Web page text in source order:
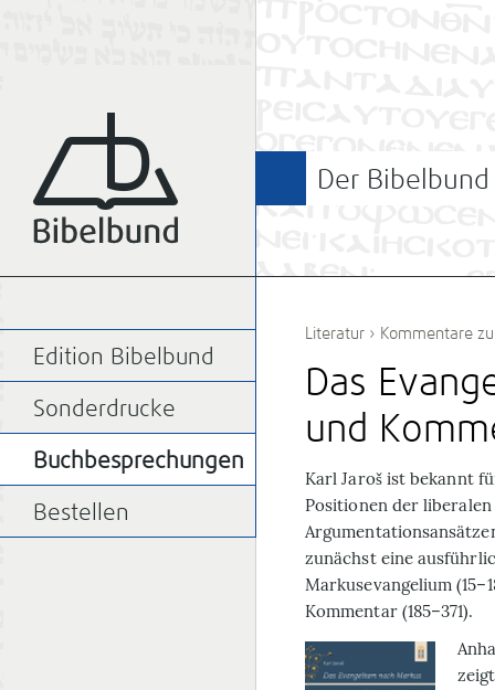
Der Bibelbund
Literatur › Kommentare
Das
und
Karl Jaroš ist bekannt
Positionen der
zunächst eine
Markusevangelium
Kommentar (185–371).
Edition Bibelbund
Sonderdrucke
Buchbesprechungen
Bestellen